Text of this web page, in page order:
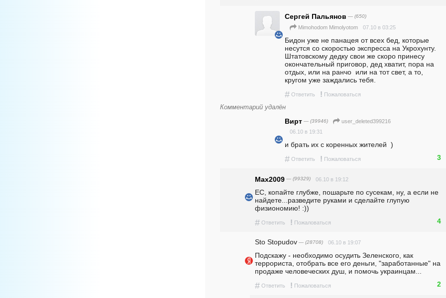
Сергей Пальянов — (650)
Mimohodom Mimolyotom 07.10 в 03:25
Бидон уже не панацея от всех бед, которые
несутся со скоростью экспресса на Укрохунту.
Штатовскому дедку свои же скоро принесу
окончательный приговор, дед хватит, пора на
отдых, или на ранчо  или на тот свет, а то,
кругом уже заждались тебя.
# Ответить ! Пожаловаться
Комментарий удалён
Вирт — (39946)
user_deleted399216
06.10 в 19:31
и брать их с коренных жителей  )
# Ответить ! Пожаловаться 3
Max2009 — (99329) 06.10 в 19:12
ЕС, копайте глубже, пошарьте по сусекам, ну, а если не
найдете...разведите руками и сделайте глупую
физиономию! :))
# Ответить ! Пожаловаться 4
Sto Stopudov — (28708) 06.10 в 19:07
Подскажу - необходимо осудить Зеленского, как
террориста, отобрать все его деньги, "заработанные" на
продаже человеческих душ, и помочь украинцам...
# Ответить ! Пожаловаться 2